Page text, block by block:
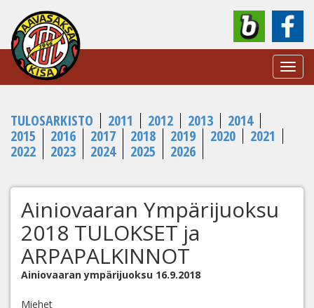
TULOSARKISTO
2011 2012 2013
2014
2015
2016 2017 2018 2019 2020
2021
2022
2023 2024 2025 2026
Ainiovaaran Ympärijuoksu
2018 TULOKSET ja
ARPAPALKINNOT
Ainiovaaran ympärijuoksu 16.9.2018
Miehet